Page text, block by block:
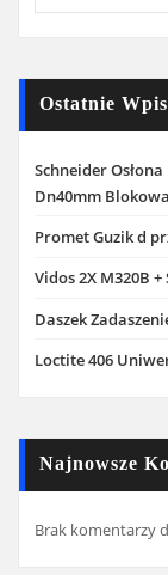
Ostatnie
Schneider
Dn40mm
Promet Guzik d
Vidos 2X M320B +
Daszek
Loctite 406
Najnowsze
Brak komentarzy